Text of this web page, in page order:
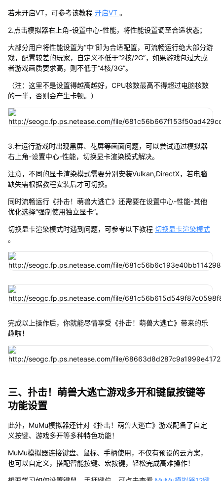
若未开启VT，可参考该教程 开启VT 。
2.点击模拟器右上角-设置中心-性能，将性能设置调至合适状态；
大部分用户将性能设置为“中”即为合适配置，可流畅运行绝大部分游
戏，配置较差的玩家，自定义不低于“2核/2G”，如果游戏包过大或
者游戏画质要求高，则不低于“4核/3G”。
（注：这里不是设置得越高越好，CPU核数最高不得超过电脑核数
的一半，否则会产生卡顿。）
3.若运行游戏时出现黑屏、花屏等画面问题，可以尝试通过模拟器
右上角-设置中心-性能，切换显卡渲染模式解决。
注意，不同的显卡渲染模式需要分别安装Vulkan,DirectX，若电脑
缺失需根据教程安装后才可切换。
同时流畅运行《扑击！萌兽大逃亡》还需要在设置中心-性能-其他
优化选择“强制使用独立显卡”。
切换显卡渲染模式时遇到问题，可参考以下教程 切换显卡渲染模式
。
完成以上操作后，你就能尽情享受《扑击！萌兽大逃亡》带来的乐
趣啦！
三、扑击！萌兽大逃亡游戏多开和键鼠按键等
功能设置
此外，MuMu模拟器还针对《扑击！萌兽大逃亡》游戏配备了自定
义按键、游戏多开等多种特色功能！
MuMu模拟器连接键盘、鼠标、手柄使用，不仅有预设的云方案，
也可以自定义，搭配智能按键、宏按键，轻松完成高难操作！